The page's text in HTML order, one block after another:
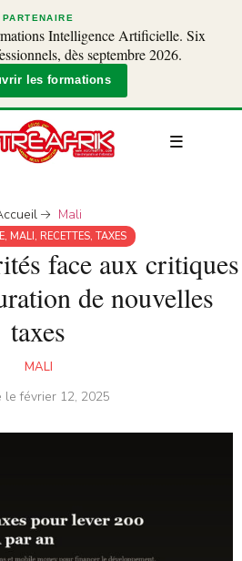
PARTENAIRE
Intelligence Artificielle. Six
dès septembre 2026.
les formations
Mali
, MALI, RECETTES, TAXES
face aux critiques
de nouvelles
taxes
MALI
lefévrier 12, 2025